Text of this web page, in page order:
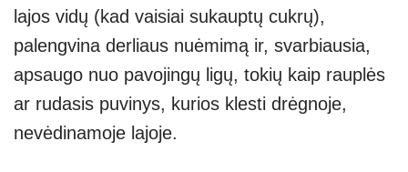
lajos vidų (kad vaisiai sukauptų cukrų),
palengvina derliaus nuėmimą ir, svarbiausia,
apsaugo nuo pavojingų ligų, tokių kaip rauplės
ar rudasis puvinys, kurios klesti drėgnoje,
nevėdinamoje lajoje.